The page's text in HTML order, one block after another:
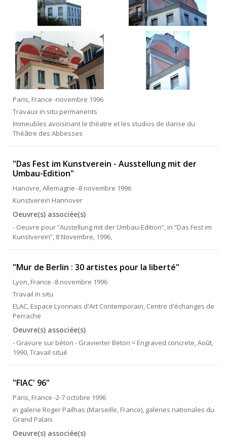
Paris, France -novembre 1996
Travaux in situ permanents
Immeubles avoisinant le théatre et les studios de danse du
Théâtre des Abbesses
"Das Fest im Kunstverein - Ausstellung mit der
Umbau-Edition"
Hanovre, Allemagne -8 novembre 1996
Kunstverein Hannover
Oeuvre(s) associée(s)
- Oeuvre pour “Austellung mit der Umbau-Edition”, in “Das Fest im
Kunstverein”, 8 Novembre, 1996,
"Mur de Berlin : 30 artistes pour la liberté"
Lyon, France -8 novembre 1996
Travail in situ
ELAC, Espace Lyonnais d'Art Contemporain, Centre d'échanges de
Perrache
Oeuvre(s) associée(s)
- Gravure sur béton - Gravierter Beton = Engraved concrete, Août,
1990, Travail situé
"FIAC' 96"
Paris, France -2-7 octobre 1996
in galerie Roger Pailhas (Marseille, France), galeries nationales du
Grand Palais
Oeuvre(s) associée(s)